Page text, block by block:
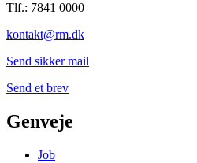
Tlf.: 7841 0000
kontakt@rm.dk
Send sikker mail
Send et brev
Genveje
Job